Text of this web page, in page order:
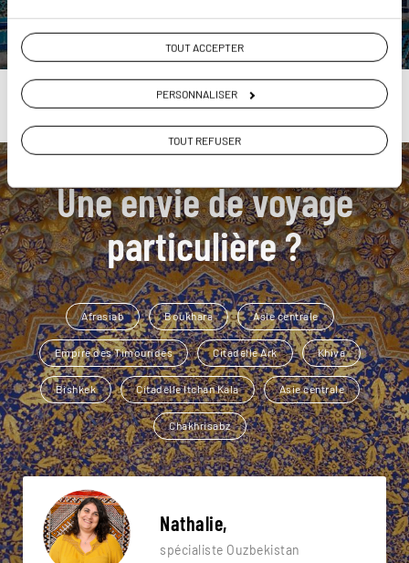
TOUT ACCEPTER
PERSONNALISER
TOUT REFUSER
Une envie de voyage
particulière ?
Afrasiab Boukhara Asie centrale
Empire des Timourides Citadelle Ark Khiva
Bishkek Citadelle Itchan Kala Asie centrale
Chakhrisabz
Nathalie,
spécialiste Ouzbekistan